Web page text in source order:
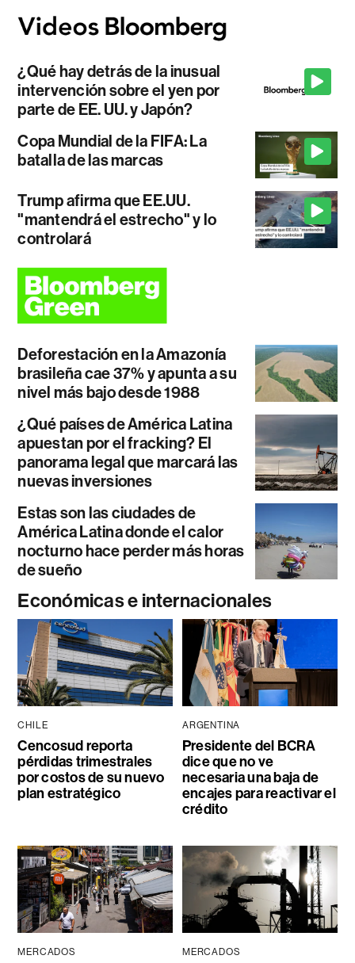
¿Qué hay detrás de la inusual
intervención sobre el yen por
parte de EE. UU. y Japón?
Copa Mundial de la FIFA: La
batalla de las marcas
Trump afirma que EE.UU.
"mantendrá el estrecho" y lo
controlará
Deforestación en la Amazonía
brasileña cae 37% y apunta a su
nivel más bajo desde 1988
¿Qué países de América Latina
apuestan por el fracking? El
panorama legal que marcará las
nuevas inversiones
Estas son las ciudades de
América Latina donde el calor
nocturno hace perder más horas
de sueño
Económicas e internacionales
CHILE
Cencosud reporta
pérdidas trimestrales
por costos de su nuevo
plan estratégico
ARGENTINA
Presidente del BCRA
dice que no ve
necesaria una baja de
encajes para reactivar el
crédito
MERCADOS MERCADOS